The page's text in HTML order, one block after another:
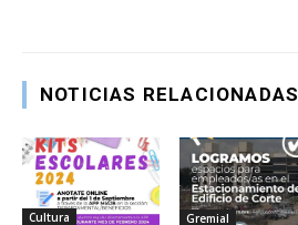
NOTICIAS RELACIONADAS
Cultura Gremial